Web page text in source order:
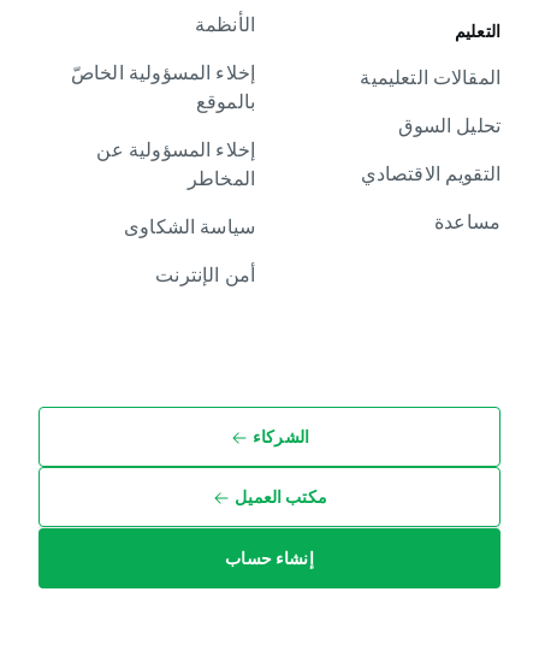
التعليم
المقالات التعليمية
تحليل السوق
التقويم الاقتصادي
مساعدة
الأنظمة
إخلاء المسؤولية الخاصّ
بالموقع
إخلاء المسؤولية عن
المخاطر
سياسة الشكاوى
أمن الإنترنت
الشركاء
مكتب العميل
إنشاء حساب